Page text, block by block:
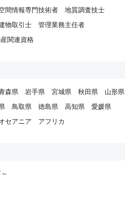
間情報専門技術者
地質調査技士
物取引士
管理業務主任者
関連資格
森県 岩手県 宮城県 秋田県
山形県
鳥取県 徳島県 高知県
愛媛県
セアニア アフリカ